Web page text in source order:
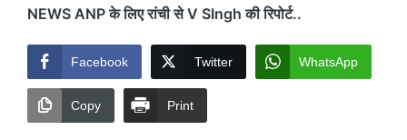
NEWS ANP के लिए रांची से V SIngh की रिपोर्ट..
Facebook Twitter WhatsApp
Copy Print